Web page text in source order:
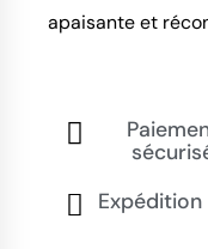
apaisante et
Expédition